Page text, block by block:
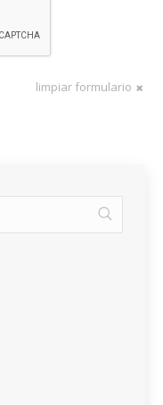
limpiar formulario